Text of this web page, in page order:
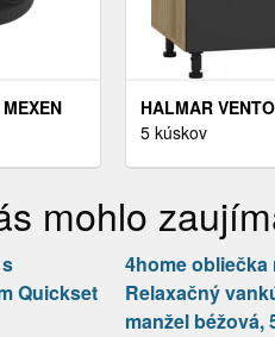
M18
HALMAR
DREZOVÁ
5 kúskov
mohlo
Quickset
4home obliečka
Relaxačný
manžel béžová,